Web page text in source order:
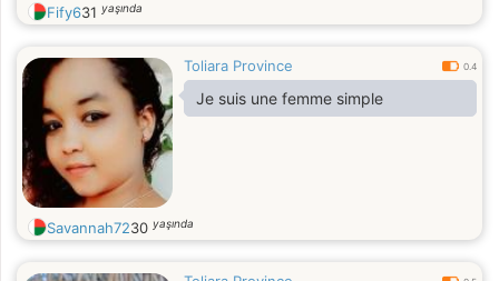
Fify631 yaşında
Toliara Province 0.4
Je suis une femme simple
Savannah7230 yaşında